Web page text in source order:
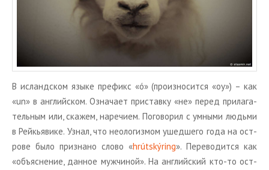
WordPress.org
В ис­ланд­ском языке пре­фикс «ó» (про­из­но­сит­ся «оу») – как
«un» в ан­глий­ском. Озна­ча­ет при­став­ку «не» перед при­ла­га­
тель­ным или, ска­жем, на­ре­чи­ем. По­го­во­рил с ум­ны­ми лю­дь­ми
в Рейкья­ви­ке. Узнал, что нео­ло­гиз­мом ушед­ше­го года на ост­
ро­ве было при­зна­но слово «hrútskýring». Пе­ре­во­дит­ся как
«объ­яс­не­ние, дан­ное муж­чи­ной». На ан­глий­ский кто-то ост­